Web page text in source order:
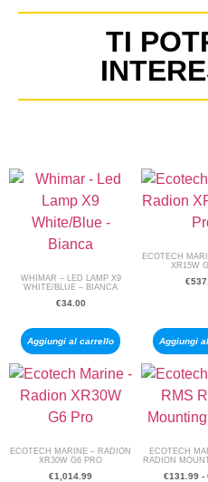
TI
WHIMAR – LED LAMP X9
WHITE/BLUE – BIANCA
€34.00
Aggiungi al carrello
ECOTECH
XR15W
€
Aggiungi
ECOTECH MARINE – RADION
XR30W G6 PRO
€1,014.99
ECOTECH
RADION
€131.99 -